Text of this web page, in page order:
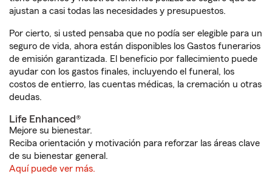
ajustan a casi todas las necesidades y presupuestos.
Por cierto, si usted pensaba que no podía ser elegible para un
seguro de vida, ahora están disponibles los Gastos funerarios
de emisión garantizada. El beneficio por fallecimiento puede
ayudar con los gastos finales, incluyendo el funeral, los
costos de entierro, las cuentas médicas, la cremación u otras
deudas.
Life Enhanced®
Mejore su bienestar.
Reciba orientación y motivación para reforzar las áreas clave
de su bienestar general.
Aquí puede ver más.